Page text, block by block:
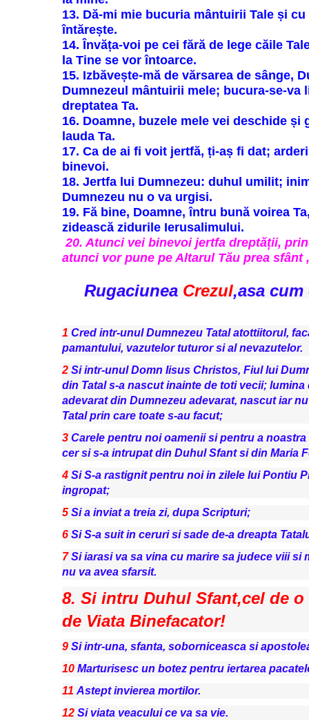
13. Dă-mi mie bucuria mântuirii Tale și
întărește.
14. Învăța-voi pe cei fără de lege căile
la Tine se vor întoarce.
15. Izbăvește-mă de vărsarea de sânge,
Dumnezeul mântuirii mele; bucura-se-va
dreptatea Ta.
16. Doamne, buzele mele vei deschide și
lauda Ta.
17. Ca de ai fi voit jertfă, ți-aș fi dat;
binevoi.
18. Jertfa lui Dumnezeu: duhul umilit;
Dumnezeu nu o va urgisi.
19. Fă bine, Doamne, întru bună voirea
zidească zidurile Ierusalimului.
20. Atunci vei binevoi jertfa dreptății,
atunci vor pune pe Altarul Tău prea sfânt ,
Rugaciunea Crezul,asa
1 Cred intr-unul Dumnezeu Tatal atottiitorul,
pamantului, vazutelor tuturor si al nevazutelor.
2 Si intr-unul Domn Iisus Christos, Fiul lui
din Tatal s-a nascut inainte de toti vecii;
adevarat din Dumnezeu adevarat, nascut iar
Tatal prin care toate s-au facut;
3 Carele pentru noi oamenii si pentru a
cer si s-a intrupat din Duhul Sfant si din Maria
4 Si S-a rastignit pentru noi in zilele lui Pontiu
ingropat;
5 Si a inviat a treia zi, dupa Scripturi;
6 Si S-a suit in ceruri si sade de-a dreapta
7Si iarasi va sa vina cu marire sa judece viii si
nu va avea sfarsit.
8. Si intru Duhul Sfant,cel de
de Viata Binefacator!
9 Si intr-una, sfanta, soborniceasca si
10 Marturisesc un botez pentru iertarea
11 Astept invierea mortilor.
12 Si viata veacului ce va sa vie.